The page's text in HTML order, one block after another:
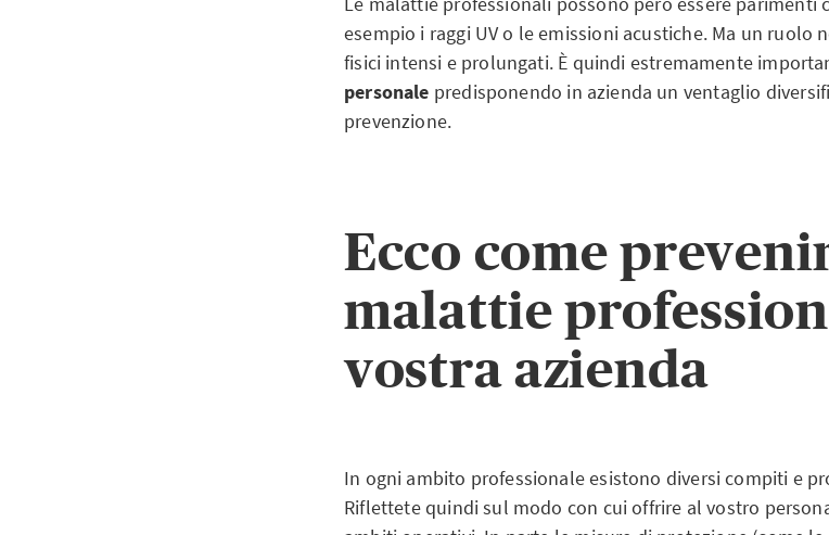
esempio i raggi UV o le emissioni acustiche. Ma un ruolo
fisici intensi e prolungati. È quindi estremamente
personale predisponendo in azienda un ventaglio
prevenzione.
Ecco come
malattie
vostra azienda
In ogni ambito professionale esistono diversi compiti e
Riflettete quindi sul modo con cui offrire al vostro